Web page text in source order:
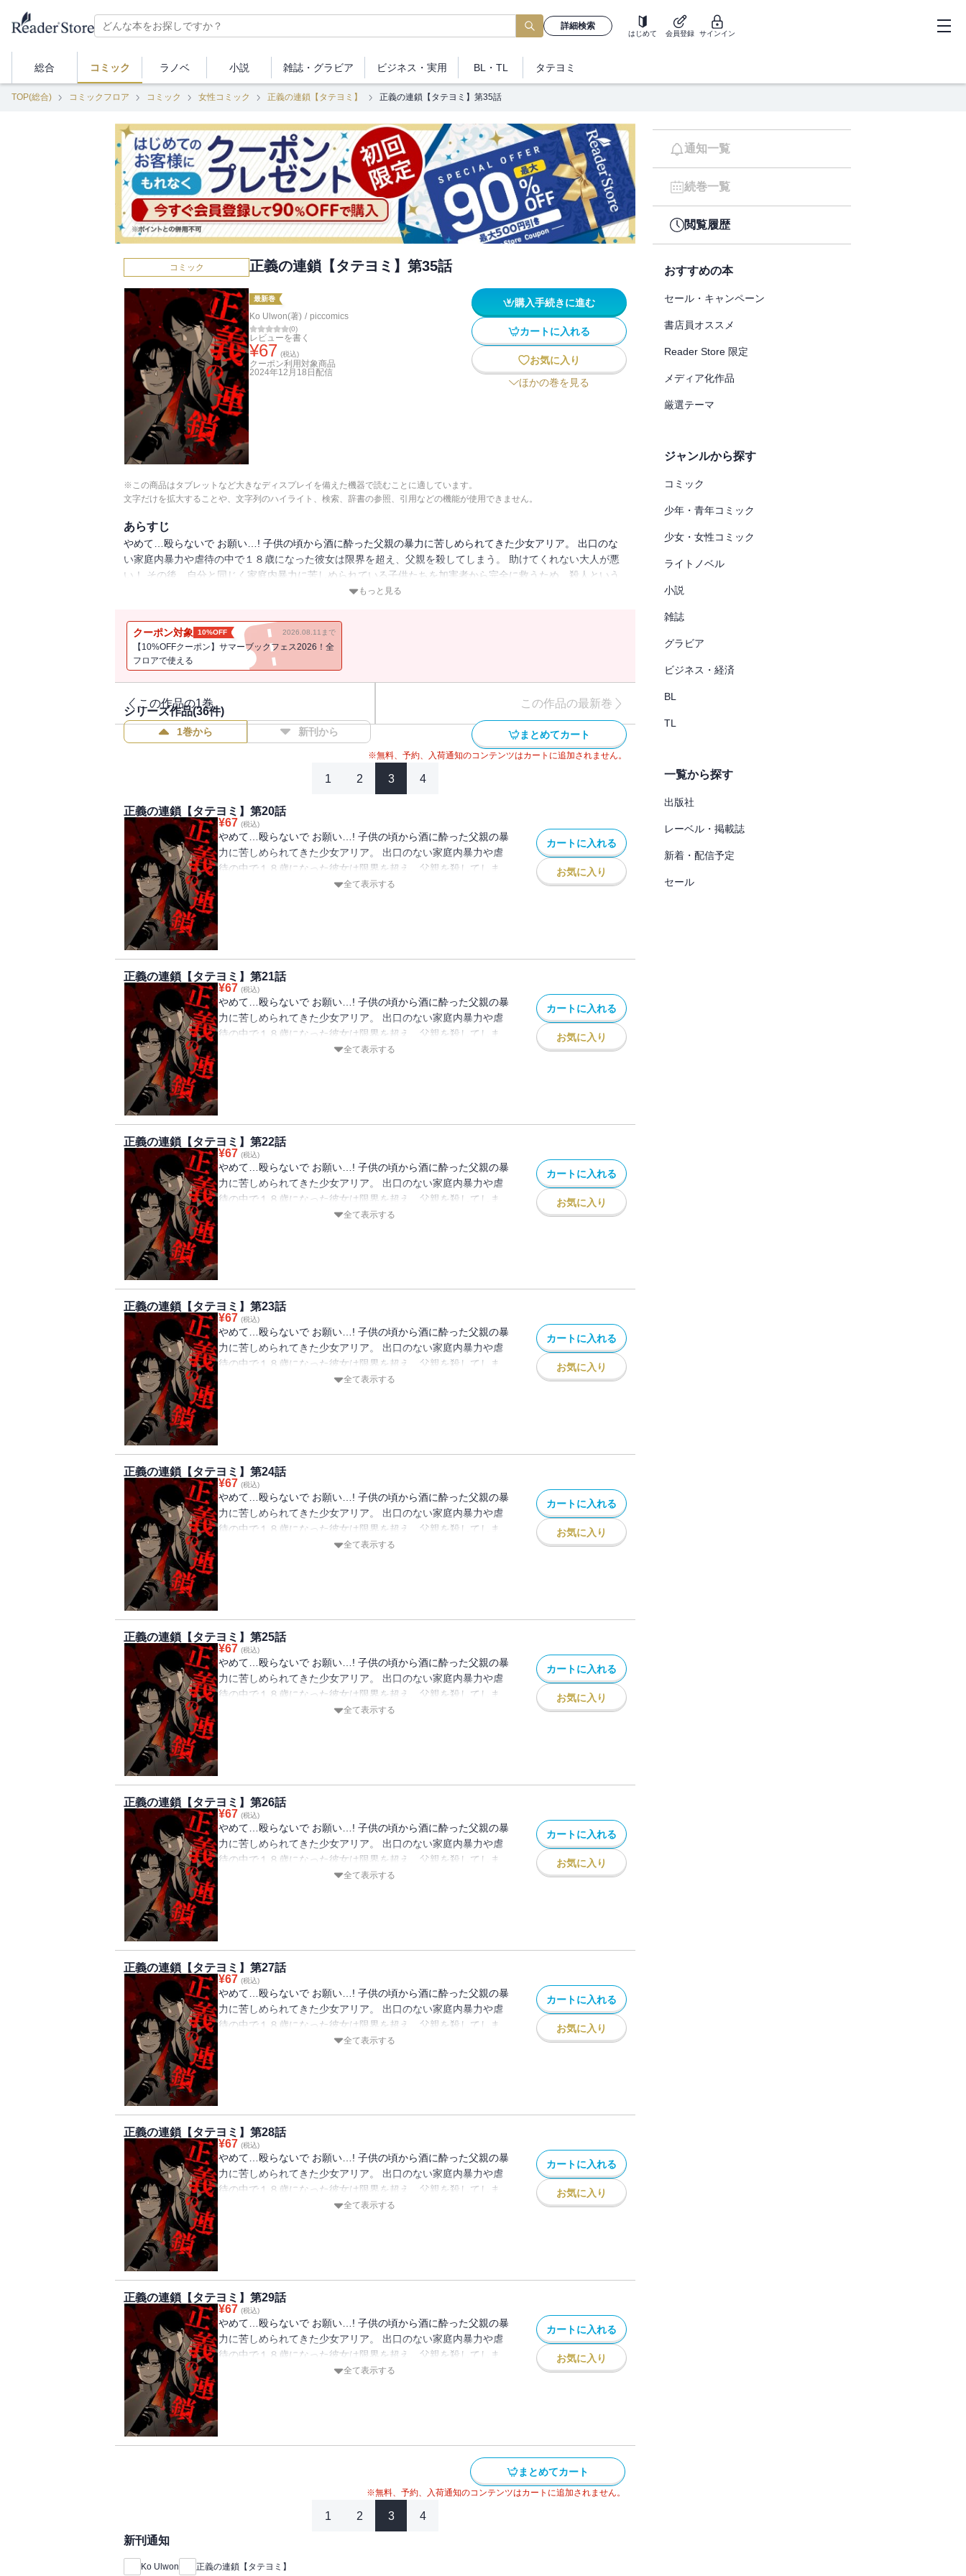
詳細検索
はじめて 会員登録 サインイン
総合 コミック ラノベ 小説 雑誌・ グラビア ビジネス ・実用 BL・TL タテヨミ
TOP(総合) コミックフロア コミック 女性コミック 正義の連鎖【タテヨミ】 正義の連鎖【タテヨミ】第35話
コミック 正義の連鎖【タテヨミ】第35話
最新巻
Ko Ulwon(著) / piccomics
(0)
レビューを書く
¥67 (税込)
クーポン利用対象商品
2024年12月18日 配信
購入手続きに進む
カートに入れる
お気に入り
ほかの巻を見る
※この商品はタブレットなど大きなディスプレイを備えた機器で読むことに適しています。
文字だけを拡大することや、文字列のハイライト、検索、辞書の参照、引用などの機能が使用できません。
あらすじ
やめて…殴らないで お願い…! 子供の頃から酒に酔った父親の暴力に苦しめられてきた少女アリア。 出口のな
い家庭内暴力や虐待の中で１８歳になった彼女は限界を超え、父親を殺してしまう。 助けてくれない大人が悪
い！ その後、自分と同じく家庭内暴力に苦しめられている子供たちを加害者から完全に救うため、殺人という
極端な復讐を続ける。 これが連続殺人鬼の始まりだった。 果たして正義を貫くための殺人は許されるの
もっと見る
クーポン対象 10%OFF 2026.08.11まで
【10%OFFクーポン】サマーブックフェス2026！全
フロアで使える
この作品の1巻 この作品の最新巻
シリーズ作品(36件)
1巻から 新刊から まとめてカート
※無料、予約、入荷通知のコンテンツはカートに追加されません。
1 2 3 4
正義の連鎖【タテヨミ】第20話
¥67 (税込)
やめて…殴らないで お願い…! 子供の頃から酒に酔った父親の暴
力に苦しめられてきた少女アリア。 出口のない家庭内暴力や虐
待の中で１８歳になった彼女は限界を超え、父親を殺してしま
う。 助けてくれない大人が悪い！ その後、自分と同じく家庭内
全て表示する
カートに入れる
お気に入り
正義の連鎖【タテヨミ】第21話
¥67 (税込)
やめて…殴らないで お願い…! 子供の頃から酒に酔った父親の暴
力に苦しめられてきた少女アリア。 出口のない家庭内暴力や虐
待の中で１８歳になった彼女は限界を超え、父親を殺してしま
う。 助けてくれない大人が悪い！ その後、自分と同じく家庭内
全て表示する
カートに入れる
お気に入り
正義の連鎖【タテヨミ】第22話
¥67 (税込)
やめて…殴らないで お願い…! 子供の頃から酒に酔った父親の暴
力に苦しめられてきた少女アリア。 出口のない家庭内暴力や虐
待の中で１８歳になった彼女は限界を超え、父親を殺してしま
う。 助けてくれない大人が悪い！ その後、自分と同じく家庭内
全て表示する
カートに入れる
お気に入り
正義の連鎖【タテヨミ】第23話
¥67 (税込)
やめて…殴らないで お願い…! 子供の頃から酒に酔った父親の暴
力に苦しめられてきた少女アリア。 出口のない家庭内暴力や虐
待の中で１８歳になった彼女は限界を超え、父親を殺してしま
う。 助けてくれない大人が悪い！ その後、自分と同じく家庭内
全て表示する
カートに入れる
お気に入り
正義の連鎖【タテヨミ】第24話
¥67 (税込)
やめて…殴らないで お願い…! 子供の頃から酒に酔った父親の暴
力に苦しめられてきた少女アリア。 出口のない家庭内暴力や虐
待の中で１８歳になった彼女は限界を超え、父親を殺してしま
う。 助けてくれない大人が悪い！ その後、自分と同じく家庭内
全て表示する
カートに入れる
お気に入り
正義の連鎖【タテヨミ】第25話
¥67 (税込)
やめて…殴らないで お願い…! 子供の頃から酒に酔った父親の暴
力に苦しめられてきた少女アリア。 出口のない家庭内暴力や虐
待の中で１８歳になった彼女は限界を超え、父親を殺してしま
う。 助けてくれない大人が悪い！ その後、自分と同じく家庭内
全て表示する
カートに入れる
お気に入り
正義の連鎖【タテヨミ】第26話
¥67 (税込)
やめて…殴らないで お願い…! 子供の頃から酒に酔った父親の暴
力に苦しめられてきた少女アリア。 出口のない家庭内暴力や虐
待の中で１８歳になった彼女は限界を超え、父親を殺してしま
う。 助けてくれない大人が悪い！ その後、自分と同じく家庭内
全て表示する
カートに入れる
お気に入り
正義の連鎖【タテヨミ】第27話
¥67 (税込)
やめて…殴らないで お願い…! 子供の頃から酒に酔った父親の暴
力に苦しめられてきた少女アリア。 出口のない家庭内暴力や虐
待の中で１８歳になった彼女は限界を超え、父親を殺してしま
う。 助けてくれない大人が悪い！ その後、自分と同じく家庭内
全て表示する
カートに入れる
お気に入り
正義の連鎖【タテヨミ】第28話
¥67 (税込)
やめて…殴らないで お願い…! 子供の頃から酒に酔った父親の暴
力に苦しめられてきた少女アリア。 出口のない家庭内暴力や虐
待の中で１８歳になった彼女は限界を超え、父親を殺してしま
う。 助けてくれない大人が悪い！ その後、自分と同じく家庭内
全て表示する
カートに入れる
お気に入り
正義の連鎖【タテヨミ】第29話
¥67 (税込)
やめて…殴らないで お願い…! 子供の頃から酒に酔った父親の暴
力に苦しめられてきた少女アリア。 出口のない家庭内暴力や虐
待の中で１８歳になった彼女は限界を超え、父親を殺してしま
う。 助けてくれない大人が悪い！ その後、自分と同じく家庭内
全て表示する
カートに入れる
お気に入り
まとめてカート
※無料、予約、入荷通知のコンテンツはカートに追加されません。
1 2 3 4
新刊通知
Ko Ulwon 正義の連鎖【タテヨミ】
通知一覧
続巻一覧
閲覧履歴
おすすめの本
セール・キャンペーン
書店員オススメ
Reader Store 限定
メディア化作品
厳選テーマ
ジャンルから探す
コミック
少年・青年コミック
少女・女性コミック
ライトノベル
小説
雑誌
グラビア
ビジネス・経済
BL
TL
一覧から探す
出版社
レーベル・掲載誌
新着・配信予定
セール